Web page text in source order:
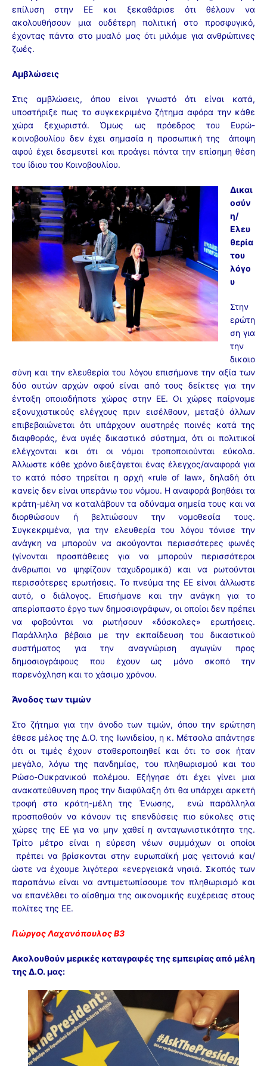
επίλυση στην ΕΕ και ξεκαθάρισε ότι θέλουν να
ακολουθήσουν μια ουδέτερη πολιτική στο προσφυγικό,
έχοντας πάντα στο μυαλό μας ότι μιλάμε για ανθρώπινες
ζωές.
Αμβλώσεις
Στις αμβλώσεις, όπου είναι γνωστό ότι είναι κατά,
υποστήριξε πως το συγκεκριμένο ζήτημα αφόρα την κάθε
χώρα ξεχωριστά. Όμως ως πρόεδρος του Ευρώ-
κοινοβουλίου δεν έχει σημασία η προσωπική της άποψη
αφού έχει δεσμευτεί και προάγει πάντα την επίσημη θέση
του ίδιου του Κοινοβουλίου.
Δικαι
οσύν
η/
Ελευ
θερία
του
λόγο
υ
Στην
ερώτη
ση για
την
δικαιο
σύνη και την ελευθερία του λόγου επισήμανε την αξία των
δύο αυτών αρχών αφού είναι από τους δείκτες για την
ένταξη οποιαδήποτε χώρας στην ΕΕ. Οι χώρες παίρναμε
εξονυχιστικούς ελέγχους πριν εισέλθουν, μεταξύ άλλων
επιβεβαιώνεται ότι υπάρχουν αυστηρές ποινές κατά της
διαφθοράς, ένα υγιές δικαστικό σύστημα, ότι οι πολιτικοί
ελέγχονται και ότι οι νόμοι τροποποιούνται εύκολα.
Άλλωστε κάθε χρόνο διεξάγεται ένας έλεγχος/αναφορά για
το κατά πόσο τηρείται η αρχή «rule of law», δηλαδή ότι
κανείς δεν είναι υπεράνω του νόμου. Η αναφορά βοηθάει τα
κράτη-μέλη να καταλάβουν τα αδύναμα σημεία τους και να
διορθώσουν ή βελτιώσουν την νομοθεσία τους.
Συγκεκριμένα, για την ελευθερία του λόγου τόνισε την
ανάγκη να μπορούν να ακούγονται περισσότερες φωνές
(γίνονται προσπάθειες για να μπορούν περισσότεροι
άνθρωποι να ψηφίζουν ταχυδρομικά) και να ρωτούνται
περισσότερες ερωτήσεις. Το πνεύμα της ΕΕ είναι άλλωστε
αυτό, ο διάλογος. Επισήμανε και την ανάγκη για το
απερίσπαστο έργο των δημοσιογράφων, οι οποίοι δεν πρέπει
να φοβούνται να ρωτήσουν «δύσκολες» ερωτήσεις.
Παράλληλα βέβαια με την εκπαίδευση του δικαστικού
συστήματος για την αναγνώριση αγωγών προς
δημοσιογράφους που έχουν ως μόνο σκοπό την
παρενόχληση και το χάσιμο χρόνου.
Άνοδος των τιμών
Στο ζήτημα για την άνοδο των τιμών, όπου την ερώτηση
έθεσε μέλος της Δ.Ο. της Ιωνιδείου, η κ. Μέτσολα απάντησε
ότι οι τιμές έχουν σταθεροποιηθεί και ότι το σοκ ήταν
μεγάλο, λόγω της πανδημίας, του πληθωρισμού και του
Ρώσο-Ουκρανικού πολέμου. Εξήγησε ότι έχει γίνει μια
ανακατεύθυνση προς την διαφύλαξη ότι θα υπάρχει αρκετή
τροφή στα κράτη-μέλη της Ένωσης, ενώ παράλληλα
προσπαθούν να κάνουν τις επενδύσεις πιο εύκολες στις
χώρες της ΕΕ για να μην χαθεί η ανταγωνιστικότητα της.
Τρίτο μέτρο είναι η εύρεση νέων συμμάχων οι οποίοι
πρέπει να βρίσκονται στην ευρωπαϊκή μας γειτονιά και/
ώστε να έχουμε λιγότερα «ενεργειακά νησιά. Σκοπός των
παραπάνω είναι να αντιμετωπίσουμε τον πληθωρισμό και
να επανέλθει το αίσθημα της οικονομικής ευχέρειας στους
πολίτες της ΕΕ.
Γιώργος Λαχανόπουλος Β3
Ακολουθούν μερικές καταγραφές της εμπειρίας από μέλη
της Δ.Ο. μας: